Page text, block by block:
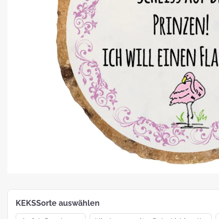
Platz für Plätzchen: 5 Fakten zu
Weihnachtsgebäck
How To:
MotivKEKS-
Designer
The
KEKSSorte auswählen